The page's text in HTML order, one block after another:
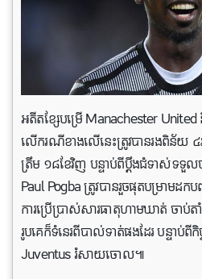
អតីតខ្សែបម្រើ Manachester
លើករណីខាងលើនេះត្រូវបានរងពិន័យ
ត្រឹម ១៨ខែវិញ បន្ទាប់ពីប្តឹងជំទាស់ទទួ
Paul Pogba ត្រូវបានរួចផុតបម្រាមដ
ការប្រើប្រាស់សារធាតុហាមឃាត់ ចាប់
រូបគេក៏ទំនេរពីបាល់ទាត់ផងដែរ បន្ទាប់ពីកិ
Juventus រំសាយចោល៕